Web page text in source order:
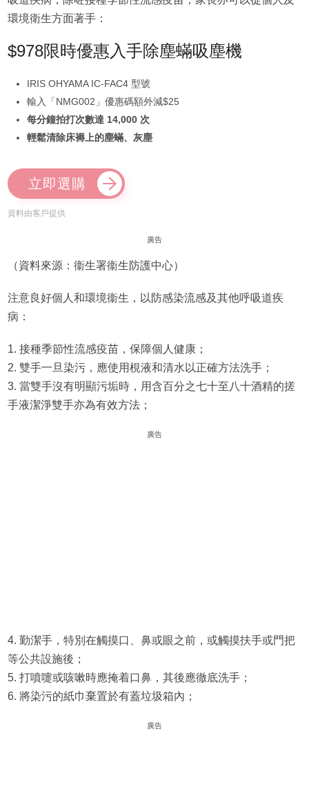
環境衛生方面著手：
$978限時優惠入手除塵蟎吸塵機
IRIS OHYAMA IC-FAC4 型號
輸入「NMG002」優惠碼額外減$25
每分鐘拍打次數達 14,000 次
輕鬆清除床褥上的塵蟎、灰塵
立即選購
資料由客戶提供
廣告
（資料來源：衞生署衞生防護中心）
注意良好個人和環境衞生，以防感染流感及其他呼吸道疾
病：
1. 接種季節性流感疫苗，保障個人健康；
2. 雙手一旦染污，應使用梘液和清水以正確方法洗手；
3. 當雙手沒有明顯污垢時，用含百分之七十至八十酒精的搓
手液潔淨雙手亦為有效方法；
廣告
4. 勤潔手，特別在觸摸口、鼻或眼之前，或觸摸扶手或門把
等公共設施後；
5. 打噴嚏或咳嗽時應掩着口鼻，其後應徹底洗手；
6. 將染污的紙巾棄置於有蓋垃圾箱內；
廣告